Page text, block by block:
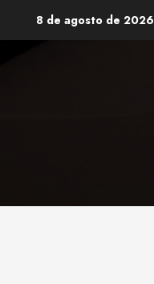
8 de agosto de 2026